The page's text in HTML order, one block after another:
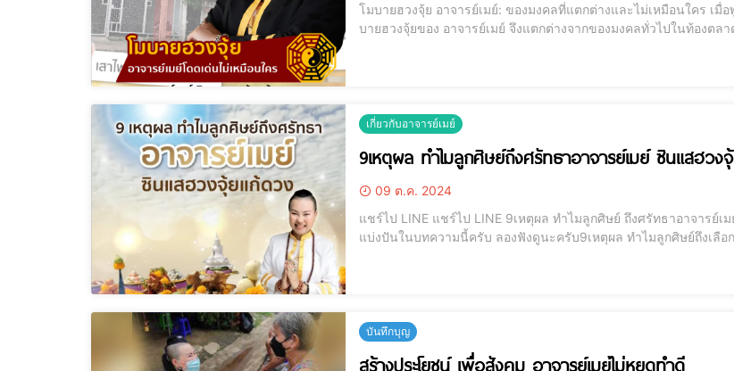
โมบายฮวงจุ้ย อาจารย์เมย์: ของมงคลที่แตกต่างและไม่เหมือนใคร เมื่อพูดถึงการเสริมดวงและปรับฮวงจุ้ย หลายคนอาจมีคำถามว่าทำไมโม
บายฮวงจุ้ยของ อาจารย์เมย์ จึงแตกต่างจากของมงคลทั่วไปในท้อง
เกี่ยวกับอาจารย์เมย์
9เหตุผล​ ทำไมลูกศิษย์ถึงศรัทธา​อาจารย์เมย์ ซินแสฮวง​
09 ต.ค. 2024
แชร์ไป LINE แชร์ไป LINE 9เหตุผล ทำไมลูกศิษย์ ถึงศรัทธาอาจารย์เมย์ ค้นพบคำตอบที่นี่สวัสดีครับ วันนี้แอดมินได้รับหน้าที่ให้มาเขียน
แบ่งปันในบทความนี้ครับ ลองฟังดูนะครับ9เหตุผล ทำไมลูกศิษย์ถึงเลือกดูฮวงจุ้ยกับอาจารย์เมย์ https://youtu.be/gr1xe8ofq4Y?
บันทึกบุญ
สร้างประโยชน์ เพื่อสังคม อาจารย์เมย์ไม่หยุดทำดี